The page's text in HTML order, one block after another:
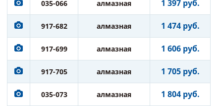
035-066 алмазная 1 397 руб.
917-682 алмазная 1 474 руб.
917-699 алмазная 1 606 руб.
917-705 алмазная 1 705 руб.
035-073 алмазная 1 804 руб.